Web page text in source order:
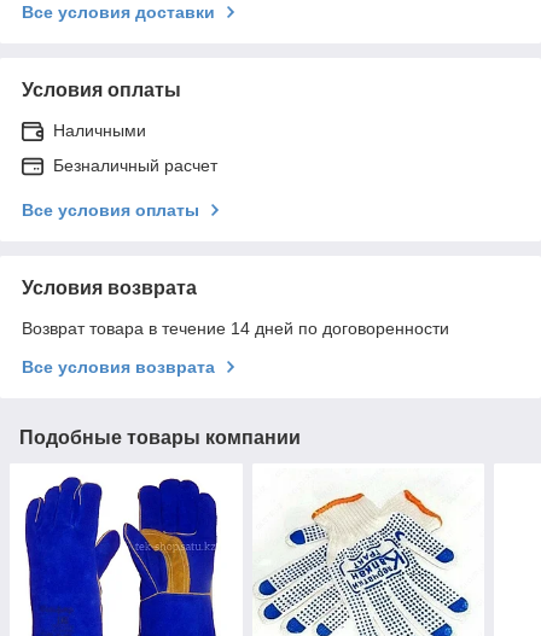
Все условия доставки
Условия оплаты
Наличными
Безналичный расчет
Все условия оплаты
Условия возврата
Возврат товара в течение 14 дней по договоренности
Все условия возврата
Подобные товары компании